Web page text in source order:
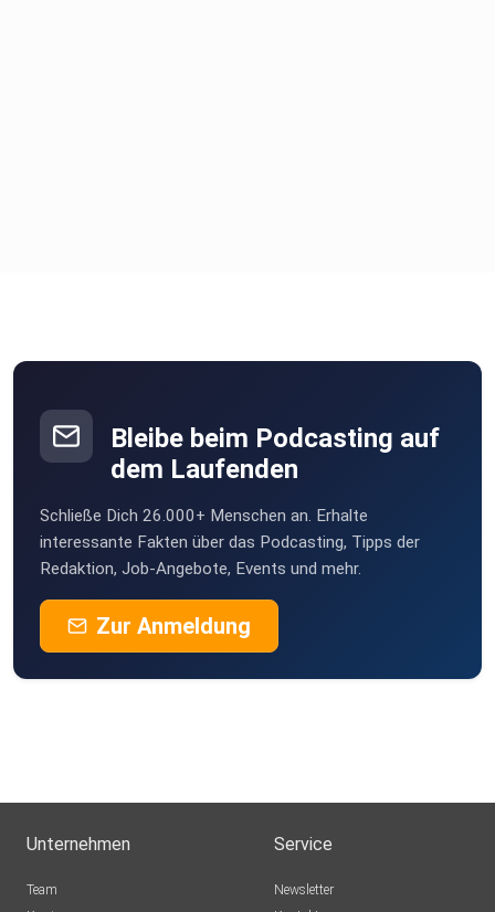
Bleibe beim Podcasting auf
dem Laufenden
Schließe Dich 26.000+ Menschen an. Erhalte
interessante Fakten über das Podcasting, Tipps der
Redaktion, Job-Angebote, Events und mehr.
Zur Anmeldung
Unternehmen
Team
Service
Newsletter